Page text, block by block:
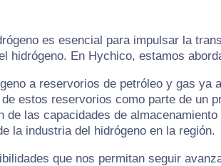
es esencial para impulsar la
hidrógeno. En Hychico, estamos
a reservorios de petróleo y gas ya
estos reservorios como parte de un
las capacidades de
la industria del hidrógeno en la región.
que nos permitan seguir